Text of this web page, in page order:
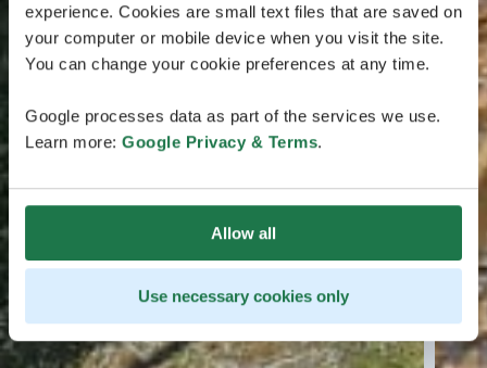
experience. Cookies are small text files that are saved on
your computer or mobile device when you visit the site.
You can change your cookie preferences at any time.
Google processes data as part of the services we use.
Learn more: Google Privacy & Terms.
Allow all
Use necessary cookies only